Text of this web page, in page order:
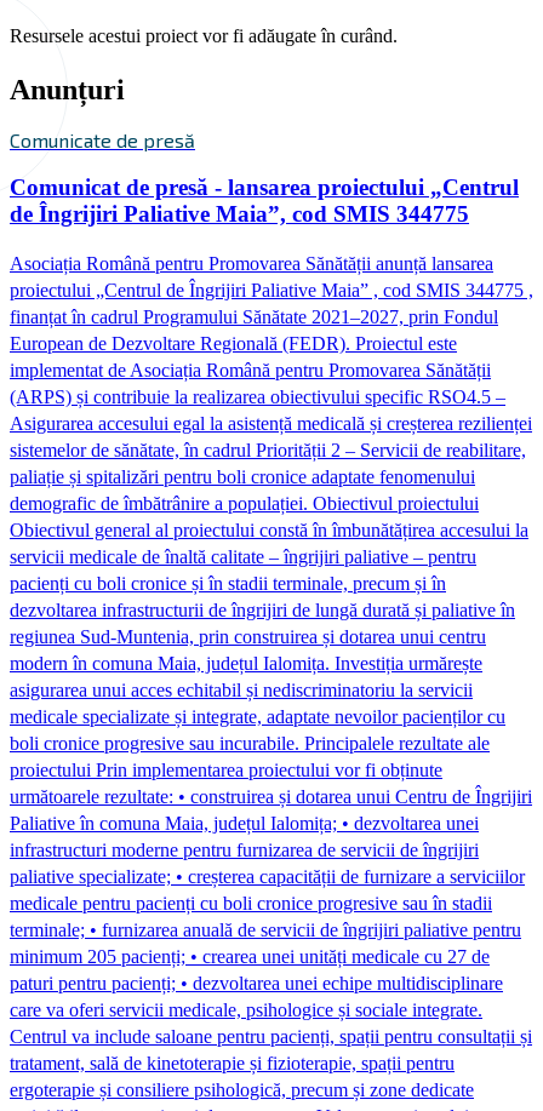
Resursele acestui proiect vor fi adăugate în curând.
Anunțuri
Comunicate de presă
Comunicat de presă - lansarea proiectului „Centrul
de Îngrijiri Paliative Maia”, cod SMIS 344775
Asociația Română pentru Promovarea Sănătății anunță lansarea
proiectului „Centrul de Îngrijiri Paliative Maia” , cod SMIS 344775 ,
finanțat în cadrul Programului Sănătate 2021–2027, prin Fondul
European de Dezvoltare Regională (FEDR). Proiectul este
implementat de Asociația Română pentru Promovarea Sănătății
(ARPS) și contribuie la realizarea obiectivului specific RSO4.5 –
Asigurarea accesului egal la asistență medicală și creșterea rezilienței
sistemelor de sănătate, în cadrul Priorității 2 – Servicii de reabilitare,
paliație și spitalizări pentru boli cronice adaptate fenomenului
demografic de îmbătrânire a populației. Obiectivul proiectului
Obiectivul general al proiectului constă în îmbunătățirea accesului la
servicii medicale de înaltă calitate – îngrijiri paliative – pentru
pacienți cu boli cronice și în stadii terminale, precum și în
dezvoltarea infrastructurii de îngrijiri de lungă durată și paliative în
regiunea Sud-Muntenia, prin construirea și dotarea unui centru
modern în comuna Maia, județul Ialomița. Investiția urmărește
asigurarea unui acces echitabil și nediscriminatoriu la servicii
medicale specializate și integrate, adaptate nevoilor pacienților cu
boli cronice progresive sau incurabile. Principalele rezultate ale
proiectului Prin implementarea proiectului vor fi obținute
următoarele rezultate: • construirea și dotarea unui Centru de Îngrijiri
Paliative în comuna Maia, județul Ialomița; • dezvoltarea unei
infrastructuri moderne pentru furnizarea de servicii de îngrijiri
paliative specializate; • creșterea capacității de furnizare a serviciilor
medicale pentru pacienți cu boli cronice progresive sau în stadii
terminale; • furnizarea anuală de servicii de îngrijiri paliative pentru
minimum 205 pacienți; • crearea unei unități medicale cu 27 de
paturi pentru pacienți; • dezvoltarea unei echipe multidisciplinare
care va oferi servicii medicale, psihologice și sociale integrate.
Centrul va include saloane pentru pacienți, spații pentru consultații și
tratament, sală de kinetoterapie și fizioterapie, spații pentru
ergoterapie și consiliere psihologică, precum și zone dedicate